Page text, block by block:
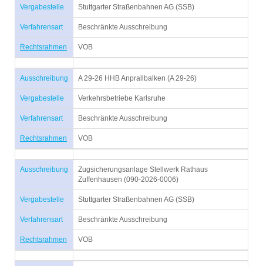
Vergabestelle Stuttgarter Straßenbahnen AG (SSB)
Verfahrensart Beschränkte Ausschreibung
Rechtsrahmen VOB
Ausschreibung A 29-26 HHB Anprallbalken (A 29-26)
Vergabestelle Verkehrsbetriebe Karlsruhe
Verfahrensart Beschränkte Ausschreibung
Rechtsrahmen VOB
Ausschreibung
Zugsicherungsanlage Stellwerk Rathaus
Zuffenhausen (090-2026-0006)
Vergabestelle Stuttgarter Straßenbahnen AG (SSB)
Verfahrensart Beschränkte Ausschreibung
Rechtsrahmen VOB